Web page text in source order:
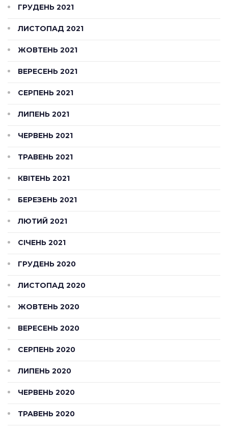
ГРУДЕНЬ 2021
ЛИСТОПАД 2021
ЖОВТЕНЬ 2021
ВЕРЕСЕНЬ 2021
СЕРПЕНЬ 2021
ЛИПЕНЬ 2021
ЧЕРВЕНЬ 2021
ТРАВЕНЬ 2021
КВІТЕНЬ 2021
БЕРЕЗЕНЬ 2021
ЛЮТИЙ 2021
СІЧЕНЬ 2021
ГРУДЕНЬ 2020
ЛИСТОПАД 2020
ЖОВТЕНЬ 2020
ВЕРЕСЕНЬ 2020
СЕРПЕНЬ 2020
ЛИПЕНЬ 2020
ЧЕРВЕНЬ 2020
ТРАВЕНЬ 2020